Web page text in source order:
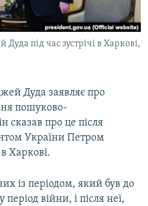
під час зустрічі в Харкові,
Дуда заявляє про
пошуково-
сказав про це після
України Петром
Харкові.
із періодом, який був до
період війни, і після неї,